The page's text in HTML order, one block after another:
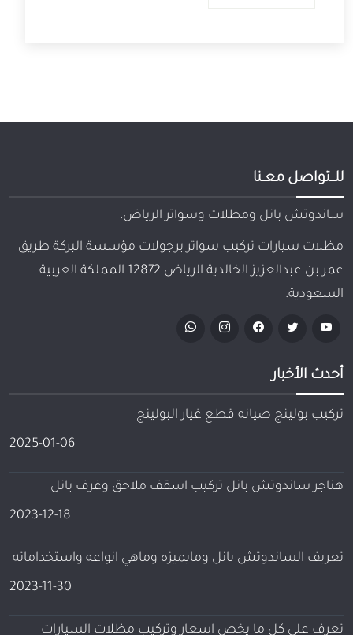
للـــتواصل معــنا
ساندوتش بانل ومظلات وسواتر الرياض.
مظلات سيارات تركيب سواتر برجولات مؤسسة البركة طريق
عمر بن عبدالعزيز الخالدية الرياض 12872 المملكة العربية
السعودية.
أحدث الأخبار
تركيب بولينج صيانه قطع غيار البولينج
2025-01-06
هناجر ساندوتش بانل تركيب اسقف ملاحق وغرف بانل
2023-12-18
تعريف الساندوتش بانل ومايميزه وماهي انواعه واستخداماته
2023-11-30
تعرف على كل ما يخص اسعار وتركيب مظلات السيارات